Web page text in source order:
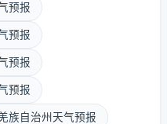
预报
预报
预报
预报
族自治州天气预报